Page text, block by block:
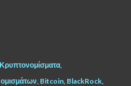
Κρυπτονομίσματα
Bitcoin BlackRock